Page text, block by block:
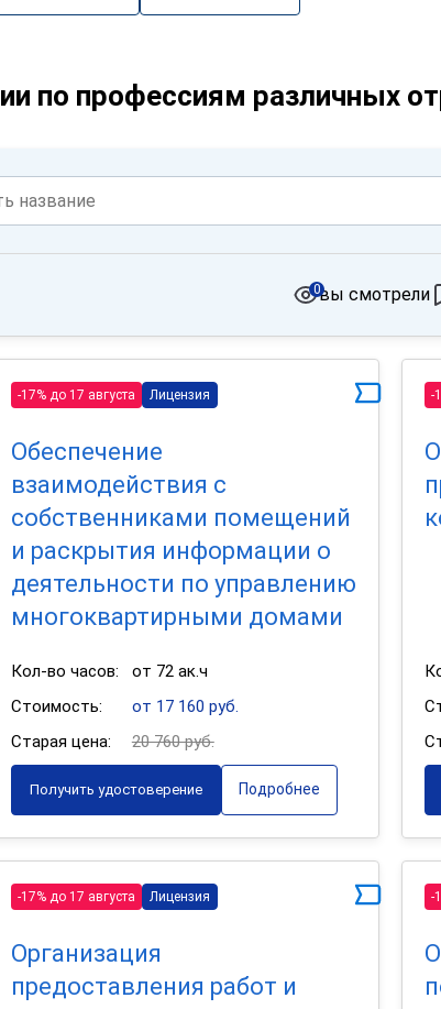
по профессиям различных
вы смотрели
0
-17% до 17 августа Лицензия
Обеспечение
взаимодействия с
собственниками помещений
и раскрытия информации о
деятельности по управлению
многоквартирными домами
Кол-во часов:
от 72 ак.ч
Стоимость:
от 17 160 руб.
Старая цена:
20 760 руб.
Получить удостоверение Подробнее
-
-17% до 17 августа Лицензия
Организация
предоставления работ и
-